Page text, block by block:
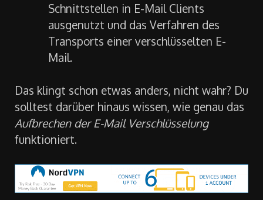
Schnittstellen in E-Mail Clients
ausgenutzt und das Verfahren des
Transports einer verschlüsselten E-
Mail.
Das klingt schon etwas anders, nicht wahr? Du
solltest darüber hinaus wissen, wie genau das
Aufbrechen der E-Mail Verschlüsselung
funktioniert.